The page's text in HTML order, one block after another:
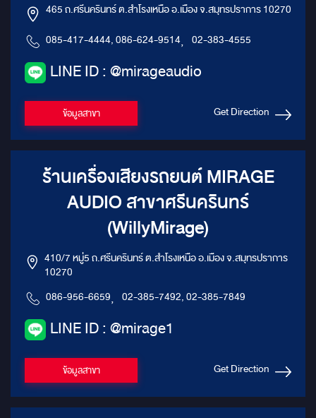
465 ถ.ศรีนครินทร์ ต.สำโรงเหนือ อ.เมือง จ.สมุทรปราการ 10270
085-417-4444, 086-624-9514, 02-383-4555
LINE ID : @mirageaudio
ข้อมูลสาขา Get Direction
ร้านเครื่องเสียงรถยนต์ MIRAGE
AUDIO สาขาศรีนครินทร์
(WillyMirage)
410/7 หมู่5 ถ.ศรีนครินทร์ ต.สำโรงเหนือ อ.เมือง จ.สมุทรปราการ
10270
086-956-6659, 02-385-7492, 02-385-7849
LINE ID : @mirage1
ข้อมูลสาขา Get Direction